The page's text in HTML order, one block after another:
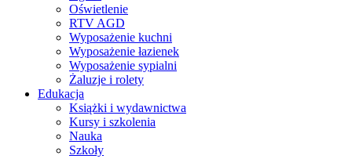
Oświetlenie
RTV AGD
Wyposażenie kuchni
Wyposażenie łazienek
Wyposażenie sypialni
Żaluzje i rolety
Edukacja
Książki i wydawnictwa
Kursy i szkolenia
Nauka
Szkoły